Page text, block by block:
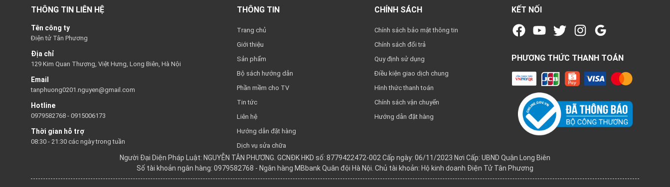
THÔNG TIN LIÊN HỆ
Tên công ty
Điện tử Tân Phương
Địa chỉ
129 Kim Quan Thượng, Việt Hưng, Long Biên, Hà Nội
Email
tanphuong0201.nguyen@gmail.com
Hotline
0979582768 - 0915006173
Thời gian hỗ trợ
08:30 - 21:30 các ngày trong tuần
THÔNG TIN
Trang chủ
Giới thiệu
Sản phẩm
Bộ sách hướng dẫn
Phần mềm cho TV
Tin tức
Liên hệ
Hướng dẫn đặt hàng
Dịch vụ sửa chữa
CHÍNH SÁCH
Chính sách bảo mật thông tin
Chính sách đổi trả
Quy định sử dụng
Điều kiện giao dịch chung
Hình thức thanh toán
Chính sách vận chuyển
Hướng dẫn đặt hàng
KẾT NỐI
PHƯƠNG THỨC THANH TOÁN
Người Đại Diện Pháp Luật: NGUYỄN TÂN PHƯƠNG. GCNĐK HKD số: 8779422472-002 Cấp ngày: 06/11/2023 Nơi Cấp: UBND Quận Long Biên
Số tài khoản ngân hàng: 0979582768 - Ngân hàng MBbank Quân đội Hà Nội. Chủ tài khoản: Hộ kinh doanh Điện Tử Tân Phương